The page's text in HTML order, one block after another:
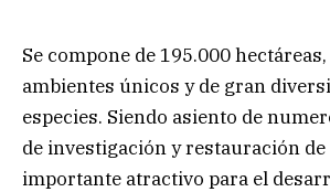
Se compone de 195.000
ambientes únicos y de gran
especies. Siendo asiento de
de investigación y restauración
importante atractivo para el